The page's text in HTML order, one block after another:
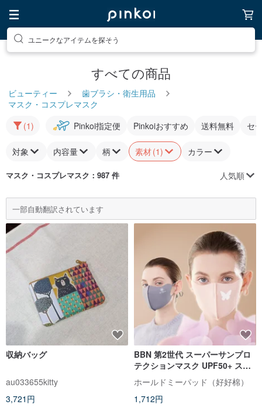
ユニークなアイテムを探そう
すべての商品
ビューティー
歯ブラシ・衛生用品
マスク・コスプレマスク
(1)
Pinkoi指定便 Pinkoiおすすめ 送料無料 セ
対象 内容量 柄 素材(1) カラー
マスク・コスプレマスク ：987 件 人気順
一部自動翻訳されています
収納バッグ
au033655kitty
3,721円
BBN 第2世代 スーパーサンプロ
テクションマスク UPF50+ スタ
ンダード/バタフライスタイル
ホールドミーパッド（好好棉）
1,712円